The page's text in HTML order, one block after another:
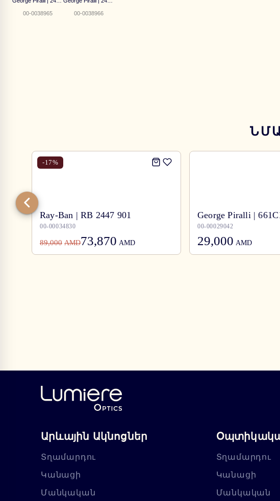
00-0038965 00-0038966
-17%
Ray-Ban | RB 2447 901
00-00034830
89,000 AMD73,870 AMD
George Piralli |
00-00029042
29,000 AMD
Արևային Ակնոցներ
Տղամարդու
Կանացի
Մանկական
Տղամարդու
Կանացի
Մանկական